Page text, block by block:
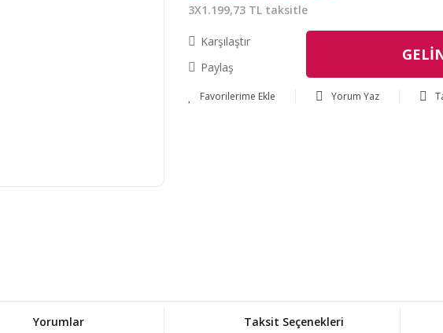
3X1.199,73 TL taksitle
Karşılaştır
Paylaş
Yorum Yaz
Yorumlar Taksit Seçenekleri